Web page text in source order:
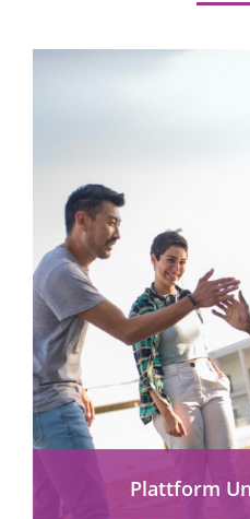
Plattform